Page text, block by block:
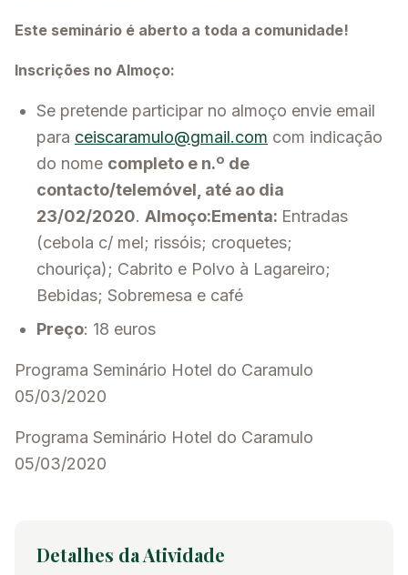
Este seminário é aberto a toda a comunidade!
Inscrições no Almoço:
Se pretende participar no almoço envie email
para ceiscaramulo@gmail.com com indicação
do nome completo e n.º de
contacto/telemóvel, até ao dia
23/02/2020. Almoço:Ementa: Entradas
(cebola c/ mel; rissóis; croquetes;
chouriça); Cabrito e Polvo à Lagareiro;
Bebidas; Sobremesa e café
Preço: 18 euros
Programa Seminário Hotel do Caramulo
05/03/2020
Programa Seminário Hotel do Caramulo
05/03/2020
Detalhes da Atividade